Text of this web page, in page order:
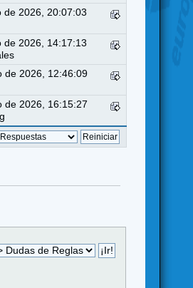
de 2026, 20:07:03
de 2026, 14:17:13
de 2026, 12:46:09
de 2026, 16:15:27